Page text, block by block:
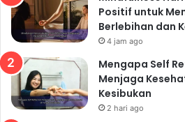
Istirahat yang
Kesehatan
Tidur yang cukup sangat
dan perkembangan
menyebabkan berbagai
penurunan daya tahan tubuh,
Positif untuk
Berlebihan dan
4 jam ago
Mengapa Self
Menjaga
Kesibukan
2 hari ago